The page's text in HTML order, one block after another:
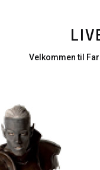
Velkommen til